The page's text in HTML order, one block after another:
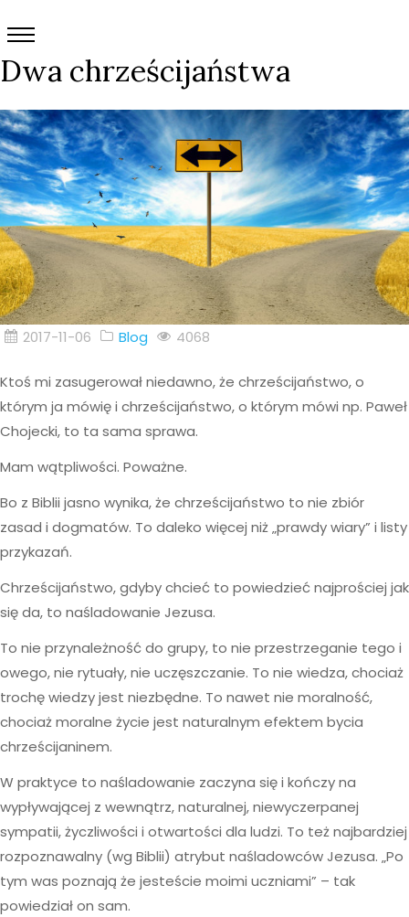
Dwa chrześcijaństwa
2017-11-06 Blog 4068
Ktoś mi zasugerował niedawno, że chrześcijaństwo, o
którym ja mówię i chrześcijaństwo, o którym mówi np. Paweł
Chojecki, to ta sama sprawa.
Mam wątpliwości. Poważne.
Bo z Biblii jasno wynika, że chrześcijaństwo to nie zbiór
zasad i dogmatów. To daleko więcej niż „prawdy wiary” i listy
przykazań.
Chrześcijaństwo, gdyby chcieć to powiedzieć najprościej jak
się da, to naśladowanie Jezusa.
To nie przynależność do grupy, to nie przestrzeganie tego i
owego, nie rytuały, nie uczęszczanie. To nie wiedza, chociaż
trochę wiedzy jest niezbędne. To nawet nie moralność,
chociaż moralne życie jest naturalnym efektem bycia
chrześcijaninem.
W praktyce to naśladowanie zaczyna się i kończy na
wypływającej z wewnątrz, naturalnej, niewyczerpanej
sympatii, życzliwości i otwartości dla ludzi. To też najbardziej
rozpoznawalny (wg Biblii) atrybut naśladowców Jezusa. „Po
tym was poznają że jesteście moimi uczniami” – tak
powiedział on sam.